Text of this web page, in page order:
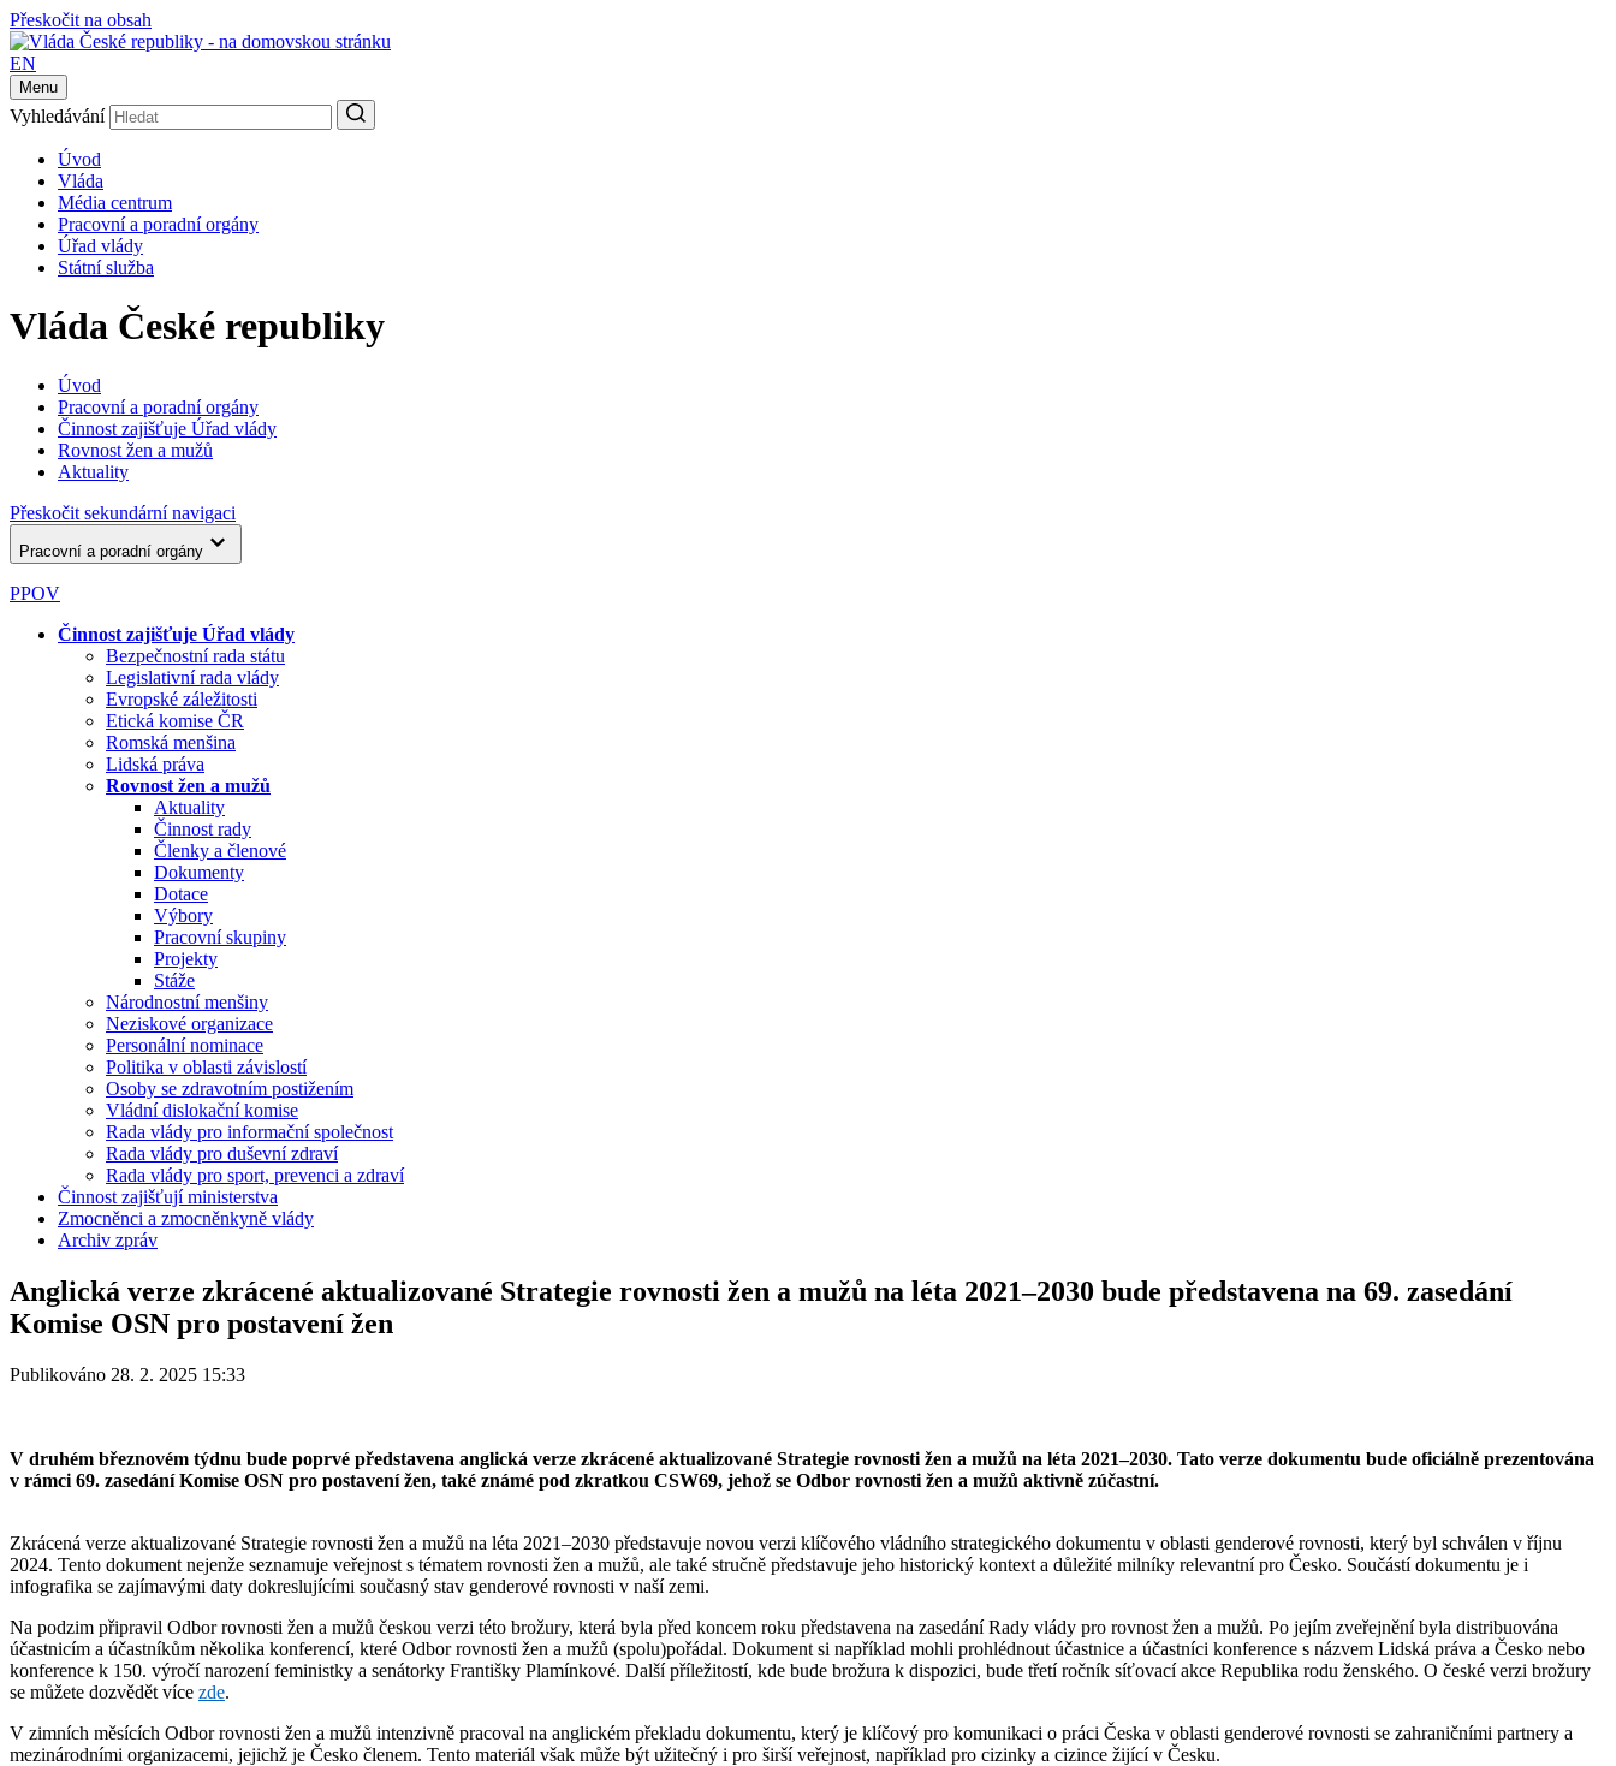
Přeskočit na obsah
EN
Menu
Vyhledávání
Úvod
Vláda
Média centrum
Pracovní a poradní orgány
Úřad vlády
Státní služba
Vláda České republiky
Úvod
Pracovní a poradní orgány
Činnost zajišťuje Úřad vlády
Rovnost žen a mužů
Aktuality
Přeskočit sekundární navigaci
Pracovní a poradní orgány
PPOV
Činnost zajišťuje Úřad vlády
Bezpečnostní rada státu
Legislativní rada vlády
Evropské záležitosti
Etická komise ČR
Romská menšina
Lidská práva
Rovnost žen a mužů
Aktuality
Činnost rady
Členky a členové
Dokumenty
Dotace
Výbory
Pracovní skupiny
Projekty
Stáže
Národnostní menšiny
Neziskové organizace
Personální nominace
Politika v oblasti závislostí
Osoby se zdravotním postižením
Vládní dislokační komise
Rada vlády pro informační společnost
Rada vlády pro duševní zdraví
Rada vlády pro sport, prevenci a zdraví
Činnost zajišťují ministerstva
Zmocněnci a zmocněnkyně vlády
Archiv zpráv
Anglická verze zkrácené aktualizované Strategie rovnosti žen a mužů na léta 2021–2030 bude představena na 69. zasedání
Komise OSN pro postavení žen
Publikováno 28. 2. 2025 15:33
V druhém březnovém týdnu bude poprvé představena anglická verze zkrácené aktualizované Strategie rovnosti žen a mužů na léta 2021–2030. Tato verze dokumentu bude oficiálně prezentována
v rámci 69. zasedání Komise OSN pro postavení žen, také známé pod zkratkou CSW69, jehož se Odbor rovnosti žen a mužů aktivně zúčastní.
Zkrácená verze aktualizované Strategie rovnosti žen a mužů na léta 2021–2030 představuje novou verzi klíčového vládního strategického dokumentu v oblasti genderové rovnosti, který byl schválen v říjnu
2024. Tento dokument nejenže seznamuje veřejnost s tématem rovnosti žen a mužů, ale také stručně představuje jeho historický kontext a důležité milníky relevantní pro Česko. Součástí dokumentu je i
infografika se zajímavými daty dokreslujícími současný stav genderové rovnosti v naší zemi.
Na podzim připravil Odbor rovnosti žen a mužů českou verzi této brožury, která byla před koncem roku představena na zasedání Rady vlády pro rovnost žen a mužů. Po jejím zveřejnění byla distribuována
účastnicím a účastníkům několika konferencí, které Odbor rovnosti žen a mužů (spolu)pořádal. Dokument si například mohli prohlédnout účastnice a účastníci konference s názvem Lidská práva a Česko nebo
konference k 150. výročí narození feministky a senátorky Františky Plamínkové. Další příležitostí, kde bude brožura k dispozici, bude třetí ročník síťovací akce Republika rodu ženského. O české verzi brožury
se můžete dozvědět více zde.
V zimních měsících Odbor rovnosti žen a mužů intenzivně pracoval na anglickém překladu dokumentu, který je klíčový pro komunikaci o práci Česka v oblasti genderové rovnosti se zahraničními partnery a
mezinárodními organizacemi, jejichž je Česko členem. Tento materiál však může být užitečný i pro širší veřejnost, například pro cizinky a cizince žijící v Česku.